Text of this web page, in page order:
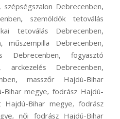
Debrecenben,
szemöldök tetoválás
tetoválás Debrecenben,
műszempilla Debrecenben,
Debrecenben, fogyasztó
arckezelés Debrecenben,
masszőr Hajdú-Bihar
Bihar megye, fodrász Hajdú-
Hajdú-Bihar megye, fodrász
női fodrász Hajdú-Bihar